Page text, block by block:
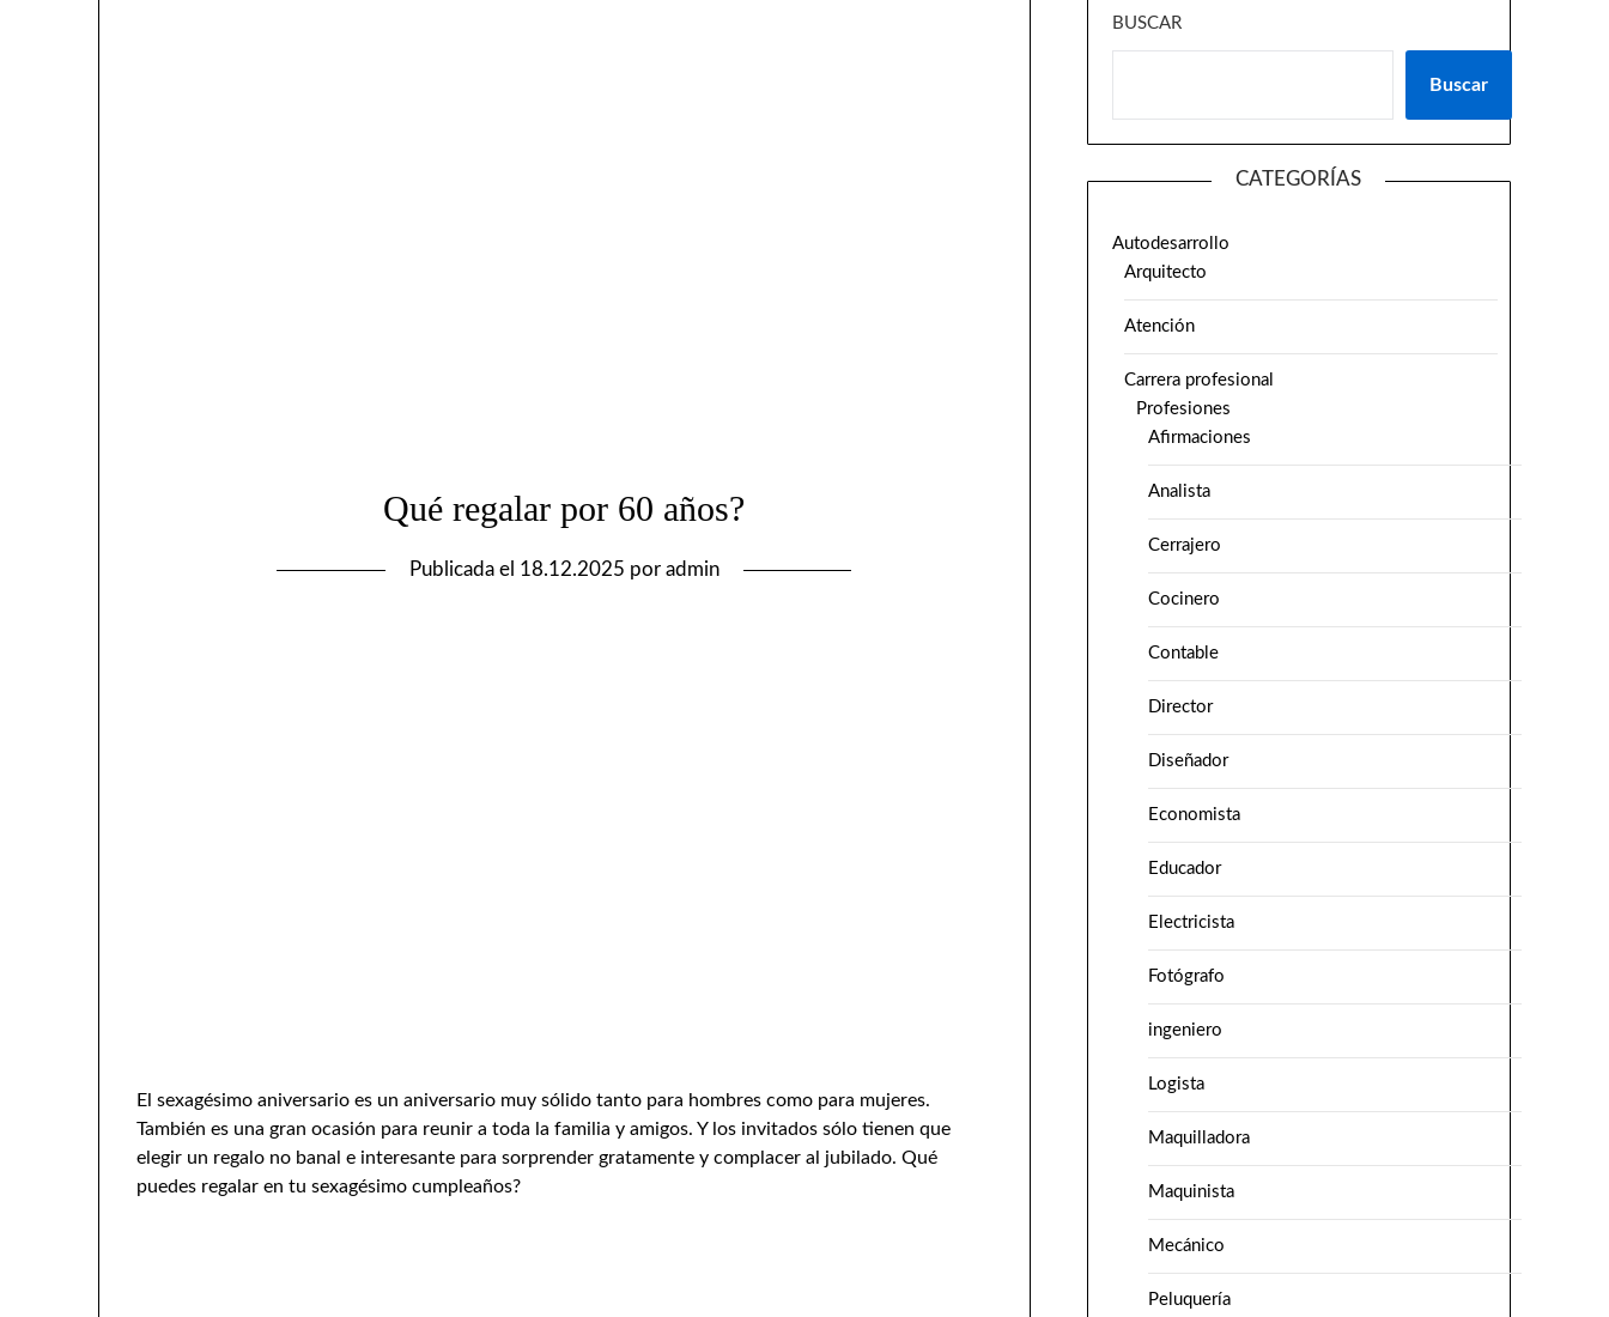
Qué regalar por 60 años?
Publicada el 18.12.2025 por admin
El sexagésimo aniversario es un aniversario muy sólido tanto para hombres como para mujeres.
También es una gran ocasión para reunir a toda la familia y amigos. Y los invitados sólo tienen que
elegir un regalo no banal e interesante para sorprender gratamente y complacer al jubilado. Qué
puedes regalar en tu sexagésimo cumpleaños?
BUSCAR
Buscar
CATEGORÍAS
Autodesarrollo
Arquitecto
Atención
Carrera profesional
Profesiones
Afirmaciones
Analista
Cerrajero
Cocinero
Contable
Director
Diseñador
Economista
Educador
Electricista
Fotógrafo
ingeniero
Logista
Maquilladora
Maquinista
Mecánico
Peluquería